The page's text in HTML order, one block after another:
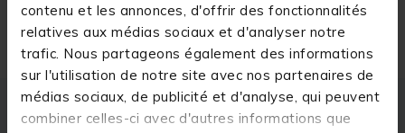
contenu et les annonces, d'offrir des fonctionnalités
relatives aux médias sociaux et d'analyser notre
trafic. Nous partageons également des informations
sur l'utilisation de notre site avec nos partenaires de
médias sociaux, de publicité et d'analyse, qui peuvent
combiner celles-ci avec d'autres informations que
Livraison gratuite en point relais et magasin
Retour gratuit, 1 mois pour changer d’avis
Description Spécifications